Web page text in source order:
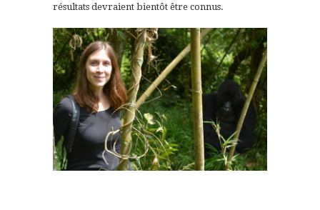
résultats devraient bientôt être connus.